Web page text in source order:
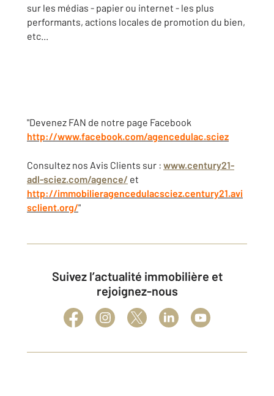
sur les médias - papier ou internet - les plus
performants, actions locales de promotion du bien,
etc...
"Devenez FAN de notre page Facebook
http://www.facebook.com/agencedulac.sciez
Consultez nos Avis Clients sur : www.century21-
adl-sciez.com/agence/ et
http://immobilieragencedulacsciez.century21.avi
sclient.org/"
Suivez l’actualité immobilière et
rejoignez-nous